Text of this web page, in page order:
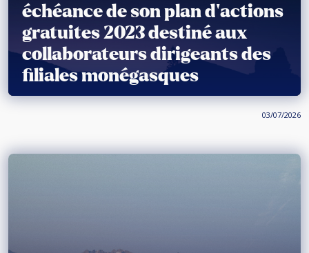
échéance de son plan d’actions
gratuites 2023 destiné aux
collaborateurs dirigeants des
filiales monégasques
03/07/2026